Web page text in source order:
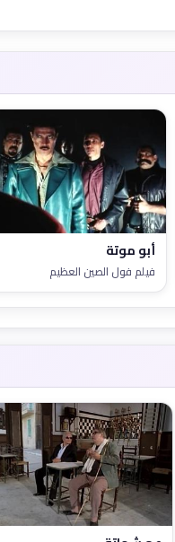
أبو موتة
فيلم فول الصين العظيم